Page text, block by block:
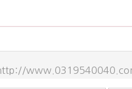
www.0319540040.com